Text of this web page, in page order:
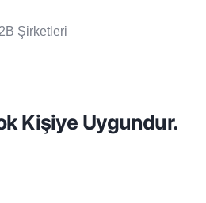
Şirketleri
Kişiye Uygundur.